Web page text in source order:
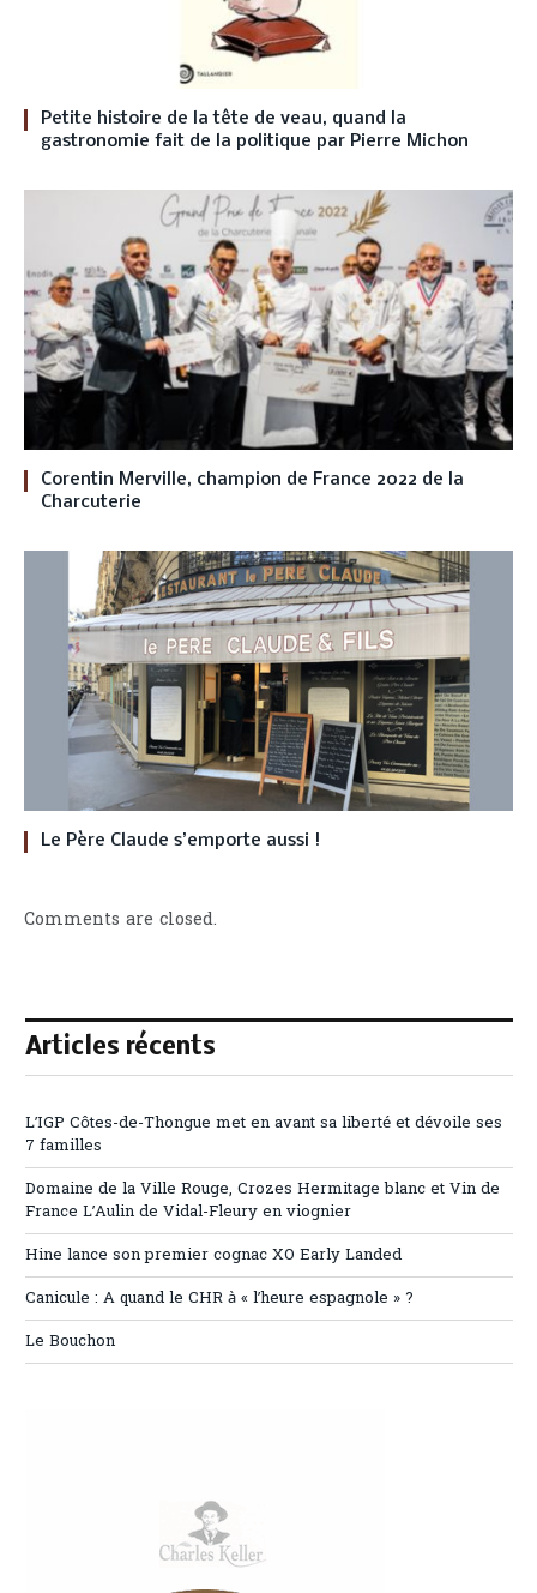
Petite histoire de la tête de veau, quand la
gastronomie fait de la politique par Pierre Michon
Corentin Merville, champion de France 2022 de la
Charcuterie
Le Père Claude s’emporte aussi !
Comments are closed.
Articles récents
L’IGP Côtes-de-Thongue met en avant sa liberté et dévoile ses
7 familles
Domaine de la Ville Rouge, Crozes Hermitage blanc et Vin de
France L’Aulin de Vidal-Fleury en viognier
Hine lance son premier cognac XO Early Landed
Canicule : A quand le CHR à « l’heure espagnole » ?
Le Bouchon